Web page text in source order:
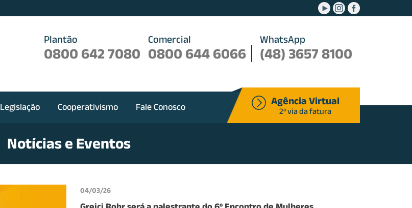
.
.
.
Plantão
0800 642 7080
Comercial
0800 644 6066
WhatsApp
(48) 3657 8100
Legislação Cooperativismo Fale Conosco
Agência Virtual
2ª via da fatura
Notícias e Eventos
04/03/26